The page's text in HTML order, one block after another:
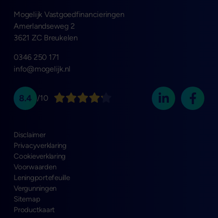
Mogelijk Vastgoedfinancieringen
Amerlandseweg 2
3621 ZC Breukelen
0346 250 171
info@mogelijk.nl
8.4 /10
Disclaimer
Privacyverklaring
Cookieverklaring
Voorwaarden
Leningportefeuille
Vergunningen
Sitemap
Productkaart